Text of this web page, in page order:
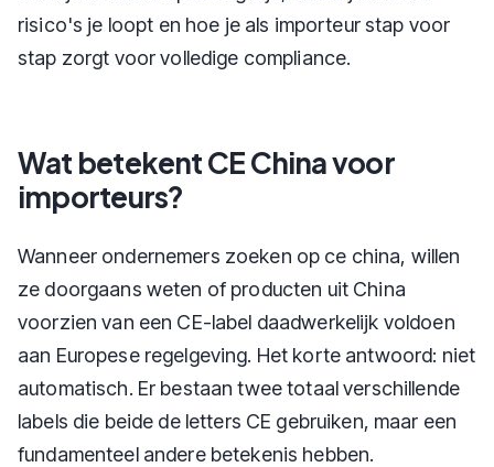
risico's je loopt en hoe je als importeur stap voor
stap zorgt voor volledige compliance.
Wat betekent CE China voor
importeurs?
Wanneer ondernemers zoeken op ce china, willen
ze doorgaans weten of producten uit China
voorzien van een CE-label daadwerkelijk voldoen
aan Europese regelgeving. Het korte antwoord: niet
automatisch. Er bestaan twee totaal verschillende
labels die beide de letters CE gebruiken, maar een
fundamenteel andere betekenis hebben.